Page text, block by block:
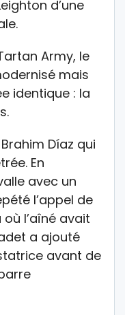
d’une
Army, le
mais
identique : la
Díaz qui
En
avec un
l’appel de
l’aîné avait
a ajouté
avant de